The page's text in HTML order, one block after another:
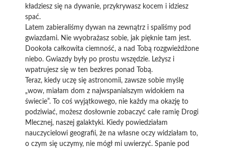
kładziesz się na dywanie, przykrywasz kocem i idziesz
spać.
Latem zabieraliśmy dywan na zewnątrz i spaliśmy pod
gwiazdami. Nie wyobrażasz sobie, jak pięknie tam jest.
Dookoła całkowita ciemność, a nad Tobą rozgwieżdżone
niebo. Gwiazdy były po prostu wszędzie. Leżysz i
wpatrujesz się w ten bezkres ponad Tobą.
Teraz, kiedy uczę się astronomii, zawsze sobie myślę
„wow, miałam dom z najwspanialszym widokiem na
świecie”. To coś wyjątkowego, nie każdy ma okazję to
podziwiać, możesz dosłownie zobaczyć całe ramię Drogi
Mlecznej, naszej galaktyki. Kiedy powiedziałam
nauczycielowi geografii, że na własne oczy widziałam to,
o czym się uczymy, nie mógł mi uwierzyć. Spanie pod